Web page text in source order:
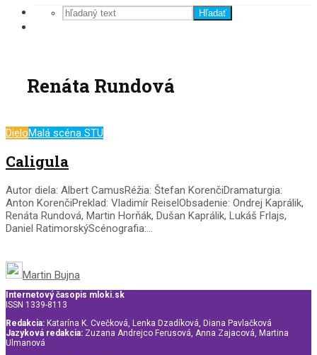
Hľadať
Renáta Rundová
DieloMalá scéna STU
Caligula
Autor diela: Albert CamusRéžia: Štefan KorenčiDramaturgia:
Anton KorenčiPreklad: Vladimír ReiselObsadenie: Ondrej Kaprálik,
Renáta Rundová, Martin Horňák, Dušan Kaprálik, Lukáš Frlajs,
Daniel RatimorskýScénografia:...
Martin Bujna
Internetový časopis mloki.sk
ISSN 1339-8113
Redakcia: Katarína K. Cvečková, Lenka Dzadíková, Diana Pavlačková
Jazyková redakcia: Zuzana Andrejco Ferusová, Anna Zajacová, Martina
Ulmanová